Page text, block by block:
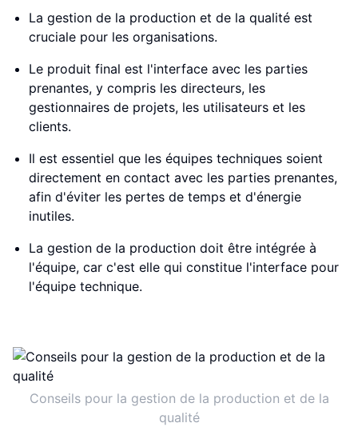
La gestion de la production et de la qualité est
cruciale pour les organisations.
Le produit final est l'interface avec les parties
prenantes, y compris les directeurs, les
gestionnaires de projets, les utilisateurs et les
clients.
Il est essentiel que les équipes techniques soient
directement en contact avec les parties prenantes,
afin d'éviter les pertes de temps et d'énergie
inutiles.
La gestion de la production doit être intégrée à
l'équipe, car c'est elle qui constitue l'interface pour
l'équipe technique.
Conseils pour la gestion de la production et de la
qualité